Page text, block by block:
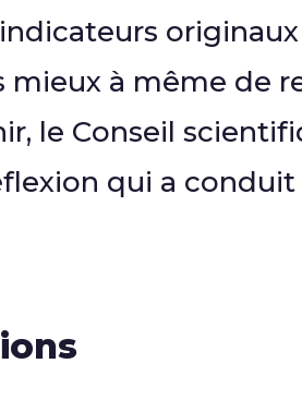
à même de
le Conseil
qui a conduit